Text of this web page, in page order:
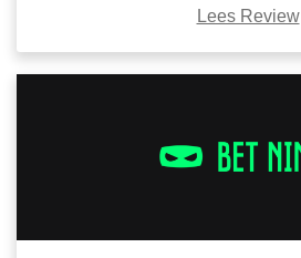
Lees Review